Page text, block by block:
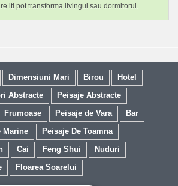
iti pot transforma livingul sau dormitorul.
Dimensiuni Mari Birou
Hotel
Abstracte
Peisaje Abstracte
Frumoase Peisaje de Vara
Bar
Marine
Peisaje De Toamna
Cai Feng Shui
Nuduri
Floarea Soarelui